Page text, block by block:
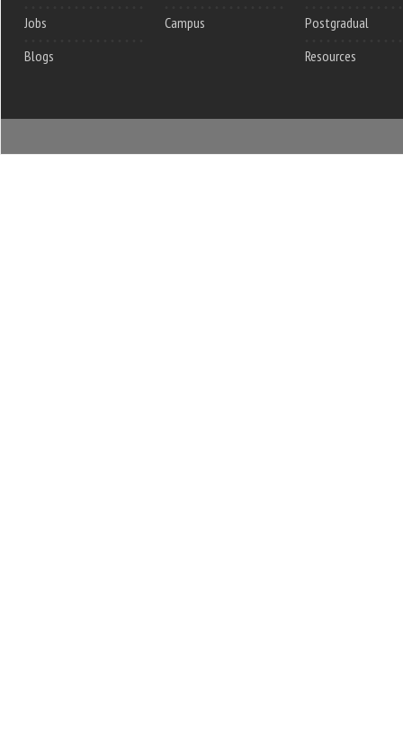
Jobs
Blogs
Campus
Postgradual
Resources